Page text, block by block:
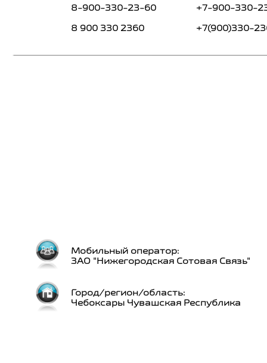
8-900-330-23-60
8 900 330 2360
+7-900-330-
+7(900)330-
Мобильный оператор:
ЗАО "Нижегородская Сотовая Связь"
Город/регион/область:
Чебоксары Чувашская Республика